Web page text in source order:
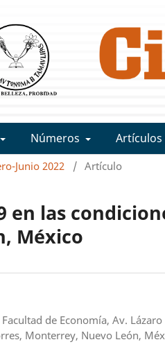
Números
Junio 2022 / Artículo
en las
México
de Economía, Av. Lázaro
Monterrey, Nuevo León,